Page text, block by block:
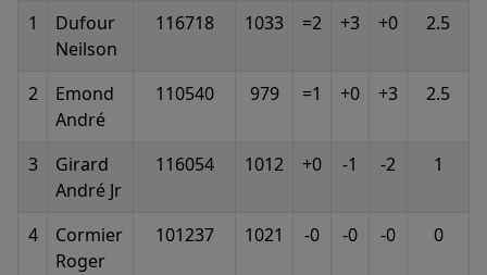
1
Dufour
Neilson
116718 1033 =2 +3 +0 2.5
2
Emond
André
110540 979 =1 +0 +3 2.5
3
Girard
André Jr
116054 1012 +0 -1 -2 1
4
Cormier
Roger
101237 1021 -0 -0 -0 0